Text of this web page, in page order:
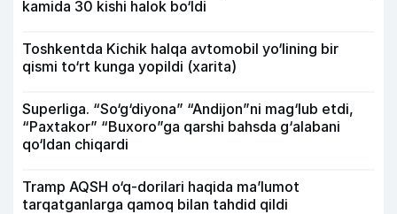
kamida 30 kishi halok bo‘ldi
Toshkentda Kichik halqa avtomobil yo‘lining bir
qismi to‘rt kunga yopildi (xarita)
Superliga. “So‘g‘diyona” “Andijon”ni mag‘lub etdi,
“Paxtakor” “Buxoro”ga qarshi bahsda g‘alabani
qo‘ldan chiqardi
Tramp AQSH o‘q-dorilari haqida ma’lumot
tarqatganlarga qamoq bilan tahdid qildi